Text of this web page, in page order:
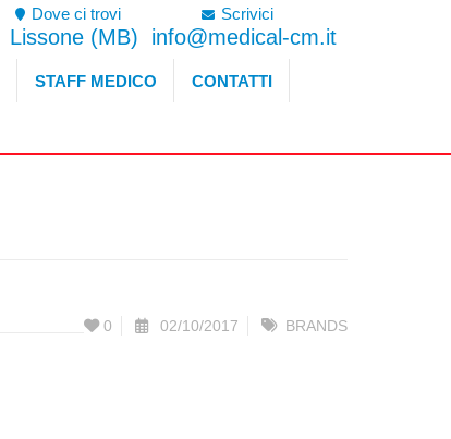
Dove ci trovi
Lissone (MB)
Scrivici
info@medical-cm.it
STAFF MEDICO CONTATTI
0 02/10/2017 BRANDS